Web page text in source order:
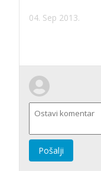
04. Sep 2013.
Pošalji